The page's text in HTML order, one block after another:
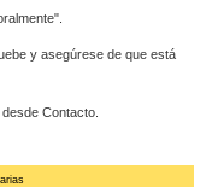
y asegúrese de que está
Contacto.